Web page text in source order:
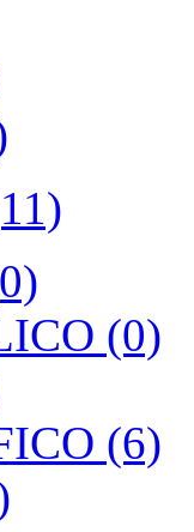
(0)
(6)